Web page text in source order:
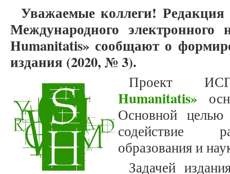
Уважаемые коллеги!
Международного электронного
Humanitatis» сообщают о
издания (2020, № 3).
Проект
Humanitatis»
Основной целью
содействие
образования и
Задачей